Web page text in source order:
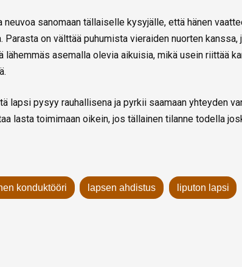
neuvoa sanomaan tällaiselle kysyjälle, että hänen
Parasta on välttää puhumista vieraiden nuorten
lähemmäs asemalla olevia aikuisia, mikä usein riittää
lapsi pysyy rauhallisena ja pyrkii saamaan yhteyden
lasta toimimaan oikein, jos tällainen tilanne todella
konduktööri lapsen ahdistus liputon lapsi